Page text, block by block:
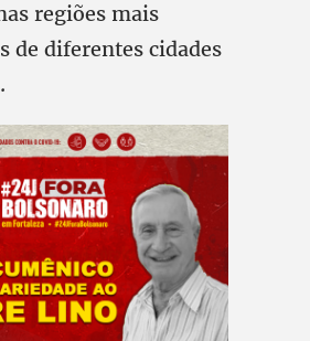
regiões mais
de diferentes cidades